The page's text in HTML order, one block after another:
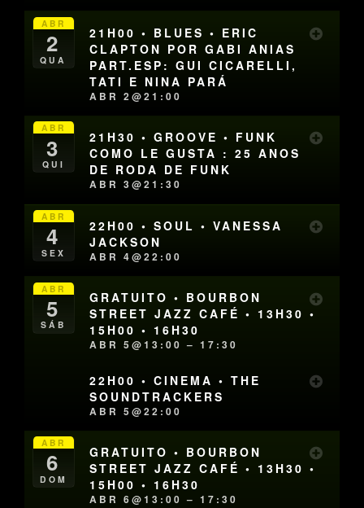
ABR
2
QUA
21H00 • BLUES • ERIC
CLAPTON POR GABI ANIAS
PART.ESP: GUI CICARELLI,
TATI E NINA PARÁ
ABR 2@21:00
ABR
3
QUI
21H30 • GROOVE • FUNK
COMO LE GUSTA : 25 ANOS
DE RODA DE FUNK
ABR 3@21:30
ABR
4
SEX
22H00 • SOUL • VANESSA
JACKSON
ABR 4@22:00
ABR
5
SÁB
GRATUITO • BOURBON
STREET JAZZ CAFÉ • 13H30 •
15H00 • 16H30
ABR 5@13:00 – 17:30
22H00 • CINEMA • THE
SOUNDTRACKERS
ABR 5@22:00
ABR
6
DOM
GRATUITO • BOURBON
STREET JAZZ CAFÉ • 13H30 •
15H00 • 16H30
ABR 6@13:00 – 17:30